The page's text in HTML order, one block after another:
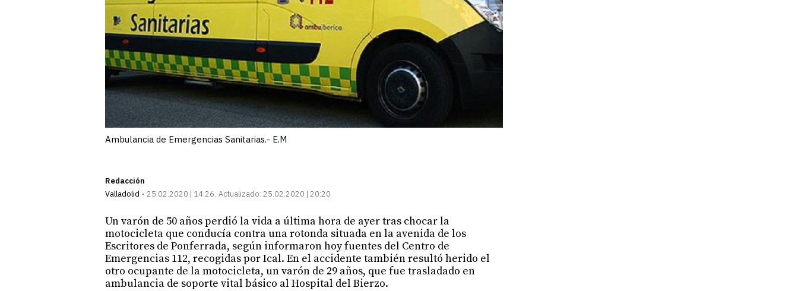
Ambulancia de Emergencias Sanitarias.- E.M
Redacción
Valladolid
25.02.2020 | 14:26 Actualizado: 25.02.2020 | 20:20
Un varón de 50 años perdió la vida a última hora de ayer tras chocar la
motocicleta que conducía contra una rotonda situada en la avenida de los
Escritores de Ponferrada, según informaron hoy fuentes del Centro de
Emergencias 112, recogidas por Ical. En el accidente también resultó herido el
otro ocupante de la motocicleta, un varón de 29 años, que fue trasladado en
ambulancia de soporte vital básico al Hospital del Bierzo.